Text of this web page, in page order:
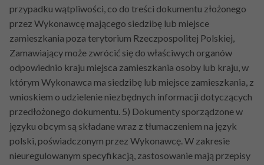
przypadku wątpliwości, co do treści dokumentu złożonego
przez Wykonawcę mającego siedzibę lub miejsce
zamieszkania poza terytorium Rzeczpospolitej Polskiej,
Zamawiający może zwrócić się do właściwych organów
odpowiednio kraju miejsca zamieszkania osoby lub kraju, w
którym Wykonawca ma siedzibę lub miejsce zamieszkania, z
wnioskiem o udzielenie niezbędnych informacji dotyczących
przedłożonego dokumentu. 5) Dokumenty sporządzone w
języku obcym są składane wraz z tłumaczeniem na język
polski, poświadczonym przez Wykonawcę. W zakresie
nieuregulowanym specyfikacją, zastosowanie mają przepisy